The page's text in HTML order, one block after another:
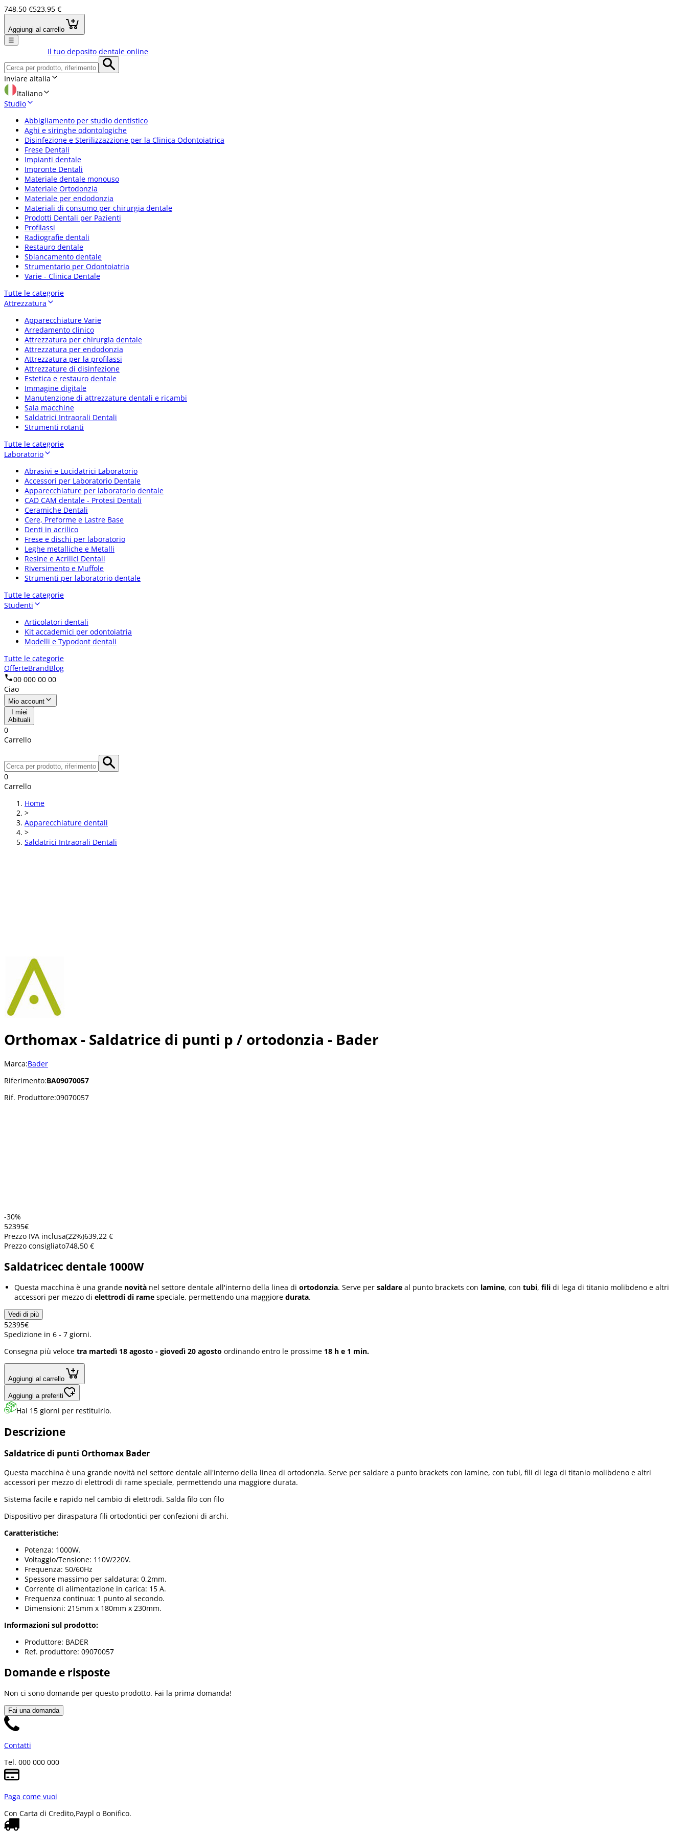
748,50 €523,95 €
Aggiungi al carrello
☰
Il tuo deposito dentale online
Inviare aItalia
Italiano
Studio
Abbigliamento per studio dentistico
Aghi e siringhe odontologiche
Disinfezione e Sterilizzazzione per la Clinica Odontoiatrica
Frese Dentali
Impianti dentale
Impronte Dentali
Materiale dentale monouso
Materiale Ortodonzia
Materiale per endodonzia
Materiali di consumo per chirurgia dentale
Prodotti Dentali per Pazienti
Profilassi
Radiografie dentali
Restauro dentale
Sbiancamento dentale
Strumentario per Odontoiatria
Varie - Clinica Dentale
Tutte le categorie
Attrezzatura
Apparecchiature Varie
Arredamento clinico
Attrezzatura per chirurgia dentale
Attrezzatura per endodonzia
Attrezzatura per la profilassi
Attrezzature di disinfezione
Estetica e restauro dentale
Immagine digitale
Manutenzione di attrezzature dentali e ricambi
Sala macchine
Saldatrici Intraorali Dentali
Strumenti rotanti
Tutte le categorie
Laboratorio
Abrasivi e Lucidatrici Laboratorio
Accessori per Laboratorio Dentale
Apparecchiature per laboratorio dentale
CAD CAM dentale - Protesi Dentali
Ceramiche Dentali
Cere, Preforme e Lastre Base
Denti in acrilico
Frese e dischi per laboratorio
Leghe metalliche e Metalli
Resine e Acrilici Dentali
Riversimento e Muffole
Strumenti per laboratorio dentale
Tutte le categorie
Studenti
Articolatori dentali
Kit accademici per odontoiatria
Modelli e Typodont dentali
Tutte le categorie
OfferteBrandBlog
00 000 00 00
Ciao
Mio account
I miei
Abituali
0
Carrello
0
Carrello
Home
>
Apparecchiature dentali
>
Saldatrici Intraorali Dentali
Orthomax - Saldatrice di punti p / ortodonzia - Bader
Marca:Bader
Riferimento:BA09070057
Rif. Produttore:09070057
-30%
52395€
Prezzo IVA inclusa(22%)639,22 €
Prezzo consigliato748,50 €
Saldatricec dentale 1000W
Questa macchina è una grande novità nel settore dentale all'interno della linea di ortodonzia. Serve per saldare al punto brackets con lamine, con tubi, fili di lega di titanio molibdeno e altri
accessori per mezzo di elettrodi di rame speciale, permettendo una maggiore durata.
Vedi di più
52395€
Spedizione in 6 - 7 giorni.
Consegna più veloce tra martedì 18 agosto - giovedì 20 agosto ordinando entro le prossime 18 h e 1 min.
Aggiungi al carrello
Aggiungi a preferiti
Hai 15 giorni per restituirlo.
Descrizione
Saldatrice di punti Orthomax Bader
Questa macchina è una grande novità nel settore dentale all'interno della linea di ortodonzia. Serve per saldare a punto brackets con lamine, con tubi, fili di lega di titanio molibdeno e altri
accessori per mezzo di elettrodi di rame speciale, permettendo una maggiore durata.
Sistema facile e rapido nel cambio di elettrodi. Salda filo con filo
Dispositivo per diraspatura fili ortodontici per confezioni di archi.
Caratteristiche:
Potenza: 1000W.
Voltaggio/Tensione: 110V/220V.
Frequenza: 50/60Hz
Spessore massimo per saldatura: 0,2mm.
Corrente di alimentazione in carica: 15 A.
Frequenza continua: 1 punto al secondo.
Dimensioni: 215mm x 180mm x 230mm.
Informazioni sul prodotto:
Produttore: BADER
Ref. produttore: 09070057
Domande e risposte
Non ci sono domande per questo prodotto. Fai la prima domanda!
Fai una domanda
Contatti
Tel. 000 000 000
Paga come vuoi
Con Carta di Credito,Paypl o Bonifico.